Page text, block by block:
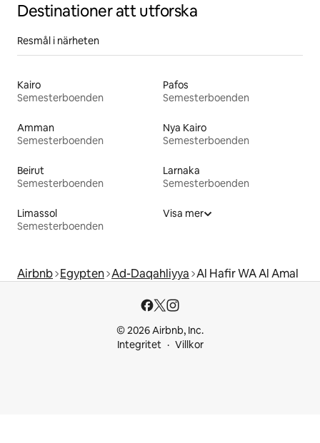
Destinationer att utforska
Resmål i närheten
Kairo
Semesterboenden
Pafos
Semesterboenden
Amman
Semesterboenden
Nya Kairo
Semesterboenden
Beirut
Semesterboenden
Larnaka
Semesterboenden
Limassol
Semesterboenden
Visa mer
Airbnb Egypten Ad-Daqahliyya Al Hafir WA Al Amal
© 2026 Airbnb, Inc.
Integritet
Villkor